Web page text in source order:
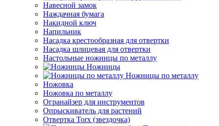
Навесной замок
Наждачная бумага
Накидной ключ
Напильник
Насадка крестообразная для отвертки
Насадка шлицевая для отвертки
Настольные ножницы по металлу
Ножницы
Ножницы по металлу
Ножовка
Ножовка по металлу
Огранайзер для инструментов
Опрыскиватель для растений
Отвертка Torx (звездочка)